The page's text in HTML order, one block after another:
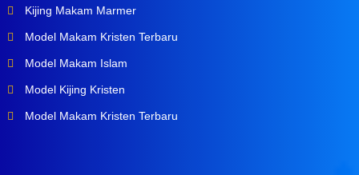
Kijing Makam Marmer
Model Makam Kristen Terbaru
Model Makam Islam
Model Kijing Kristen
Model Makam Kristen Terbaru